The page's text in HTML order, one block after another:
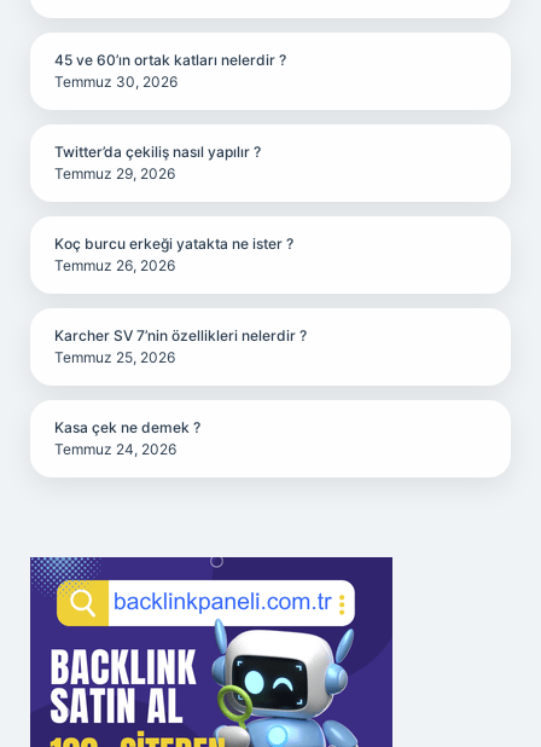
45 ve 60’ın ortak katları nelerdir ?
Temmuz 30, 2026
Twitter’da çekiliş nasıl yapılır ?
Temmuz 29, 2026
Koç burcu erkeği yatakta ne ister ?
Temmuz 26, 2026
Karcher SV 7’nin özellikleri nelerdir ?
Temmuz 25, 2026
Kasa çek ne demek ?
Temmuz 24, 2026